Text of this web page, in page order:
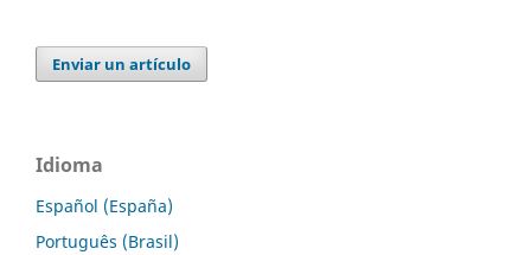
Enviar un artículo
Idioma
Español (España)
Português (Brasil)